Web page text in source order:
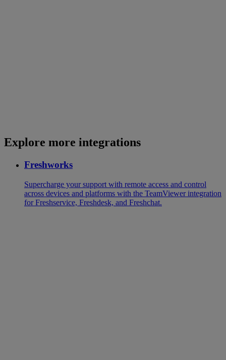
Explore more integrations
Freshworks
Supercharge your support with remote access and control
across devices and platforms with the TeamViewer integration
for Freshservice, Freshdesk, and Freshchat.